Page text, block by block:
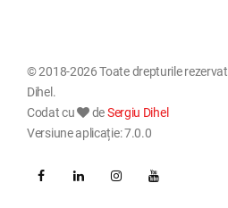
© 2018-2026 Toate drepturile
Dihel.
Codat cu
deSergiu Dihel
Versiune aplicație: 7.0.0